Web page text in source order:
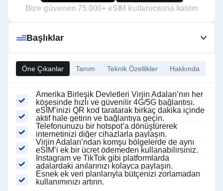
Bize güvenen 75.000+ eSIM kullanıcısına katılın
Öne Çıkanlar Tanım Teknik Özellikler Hakkında
Amerika Birleşik Devletleri Virjin Adaları’nın her
köşesinde hızlı ve güvenilir 4G/5G bağlantısı.
eSIM’inizi QR kod taratarak birkaç dakika içinde
aktif hale getirin ve bağlantıya geçin.
Telefonunuzu bir hotspot’a dönüştürerek
internetinizi diğer cihazlarla paylaşın.
Virjin Adaları’ndan komşu bölgelerde de aynı
eSIM’i ek bir ücret ödemeden kullanabilirsiniz.
Instagram ve TikTok gibi platformlarda
adalardaki anılarınızı kolayca paylaşın.
Esnek ek veri planlarıyla bütçenizi zorlamadan
kullanımınızı artırın.
Başlıklar